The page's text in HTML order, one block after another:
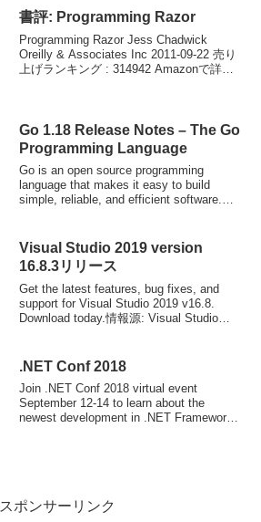
それらについて解説した本。 ブルックス
の著作を読み終わ...
書評: Programming Razor
Programming Razor Jess Chadwick
Oreilly & Associates Inc 2011-09-22 売り
上げランキング : 314942 Amazonで詳し
Go 1.18 Release Notes – The Go
Programming Language
Go is an open source programming
language that makes it easy to build
simple, reliable, and efficient software.情
Visual Studio 2019 version
16.8.3リリース
Get the latest features, bug fixes, and
support for Visual Studio 2019 v16.8.
Download today.情報源: Visual Studio
.NET Conf 2018
Join .NET Conf 2018 virtual event
September 12-14 to learn about the
newest development in .NET Framework,
スポンサーリンク